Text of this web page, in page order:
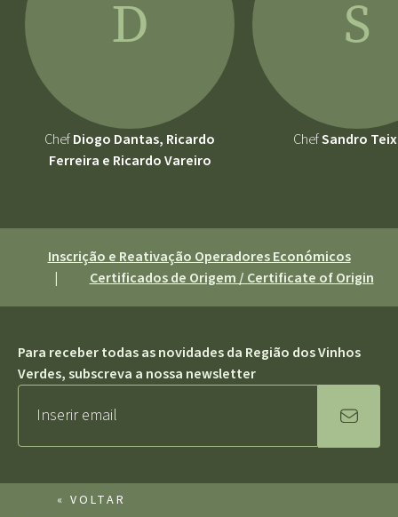
D
ChefDiogo Dantas, Ricardo
Ferreira e Ricardo Vareiro
S
ChefSandro
Inscrição e Reativação Operadores Económicos
|
Certificados de Origem / Certificate of Origin
Para receber todas as novidades da Região dos Vinhos
Verdes, subscreva a nossa newsletter
« VOLTAR